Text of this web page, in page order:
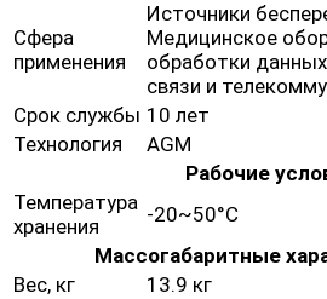
Сфера
применения
Источники
Медицинское
обработки
связи и
Срок службы 10 лет
Технология
AGM
Рабочие
Температура
хранения
-20~50°C
Массогабаритные
Вес, кг
13.9 кг